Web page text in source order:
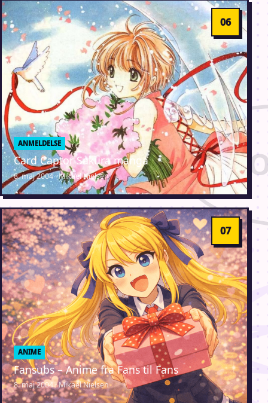
ANMELDELSE
Card Captor Sakura manga
8. maj 2004 · Mikael Nielsen
ANIME
Fansubs – Anime fra Fans til Fans
8. maj 2004 · Mikael Nielsen